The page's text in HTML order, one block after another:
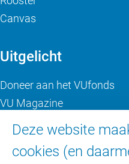
Deze website
cookies (en
Canvas
Uitgelicht
Doneer aan het VUfonds
VU Magazine